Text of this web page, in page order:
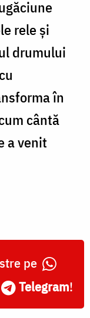
rele și
drumului
în
cântă
a venit
pe
Telegram!